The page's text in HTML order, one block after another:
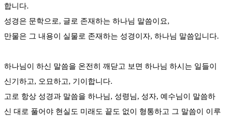
합니다.
성경은 문학으로, 글로 존재하는 하나님 말씀이요,
만물은 그 내용이 실물로 존재하는 성경이자, 하나님 말씀입니다.
하나님이 하신 말씀을 온전히 깨닫고 보면 하나님 하시는 일들이
신기하고, 오묘하고, 기이합니다.
고로 항상 성경과 말씀을 하나님, 성령님, 성자, 예수님이 말씀하
신 대로 풀어야 현실도 미래도 끝도 없이 형통하고 그 말씀이 이루